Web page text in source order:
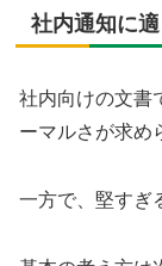
社内通知に
社内向けの文書
ーマルさが求め
一方で、堅すぎ